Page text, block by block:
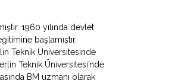
1960 yılında devlet
başlamıştır.
Teknik Üniversitesinde
Teknik Üniversitesi’nde
BM uzmanı olarak